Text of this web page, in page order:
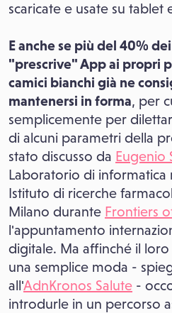
scaricate e usate su tablet
E anche se più del 40%
"prescrive" App ai propri
camici bianchi già ne
mantenersi in forma, per
semplicemente per
di alcuni parametri della
stato discusso da Eugenio
Laboratorio di informatica
Istituto di ricerche
Milano durante Frontiers
l'appuntamento
digitale. Ma affinché il loro
una semplice moda -
all'AdnKronos Salute -
introdurle in un percorso